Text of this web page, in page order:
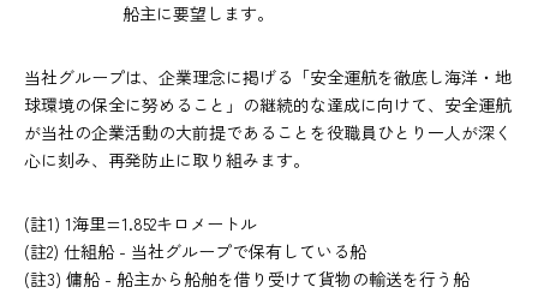
船主に要望します。
当社グループは、企業理念に掲げる「安全運航を徹底し海洋・地
球環境の保全に努めること」の継続的な達成に向けて、安全運航
が当社の企業活動の大前提であることを役職員ひとり一人が深く
心に刻み、再発防止に取り組みます。
(註1) 1海里=1.852キロメートル
(註2) 仕組船 - 当社グループで保有している船
(註3) 傭船 - 船主から船舶を借り受けて貨物の輸送を行う船